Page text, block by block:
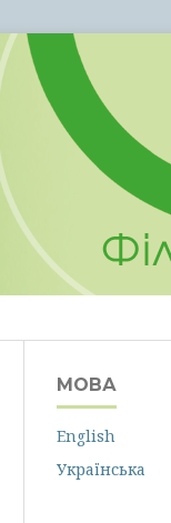
МОВА
English
Українська